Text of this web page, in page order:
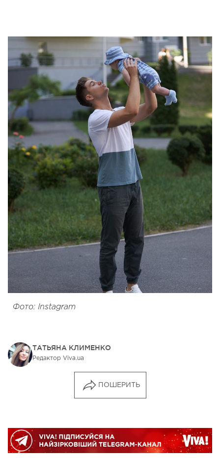
Фото: Instagram
ТАТЬЯНА КЛИМЕНКО
Редактор Viva.ua
ПОШЕРИТЬ